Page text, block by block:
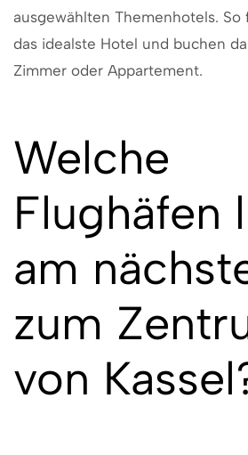
ausgewählten Themenhotels. So
das idealste Hotel und buchen
Zimmer oder Appartement.
Welche
Flughäfen
am
zum
von